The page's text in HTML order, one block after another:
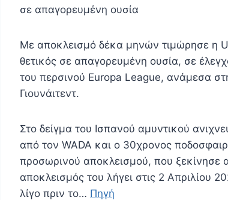
σε απαγορευμένη ουσία
Με αποκλεισμό δέκα μηνών τιμώρησε η
θετικός σε απαγορευμένη ουσία, σε
του περσινού Europa League, ανάμεσα
Γιουνάιτεντ.
Στο δείγμα του Ισπανού αμυντικού
από τον WADA και ο 30χρονος
προσωρινού αποκλεισμού, που ξεκίνησε
αποκλεισμός του λήγει στις 2 Απριλίου
λίγο πριν το… Πηγή